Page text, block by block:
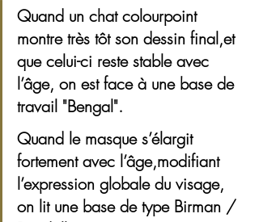
Quand un chat colourpoint
montre très tôt son dessin final,et
que celui-ci reste stable avec
l’âge, on est face à une base de
travail "Bengal".
Quand le masque s’élargit
fortement avec l’âge,modifiant
l’expression globale du visage,
on lit une base de type Birman /